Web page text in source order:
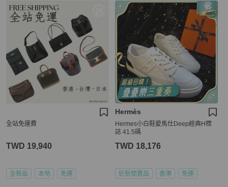
全站免運費
TWD 19,940
全新品 本地 免運
Hermès
Hermes小白鞋愛馬仕Deep經典H標
誌 41.5碼
TWD 18,176
近新閒置品 香港 免運